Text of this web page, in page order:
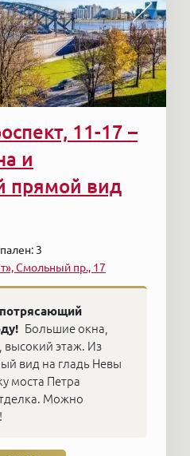
11-17 –
и
прямой вид
3
Смольный пр., 17
Большие окна,
высокий этаж. Из
вид на гладь Невы
моста Петра
Можно